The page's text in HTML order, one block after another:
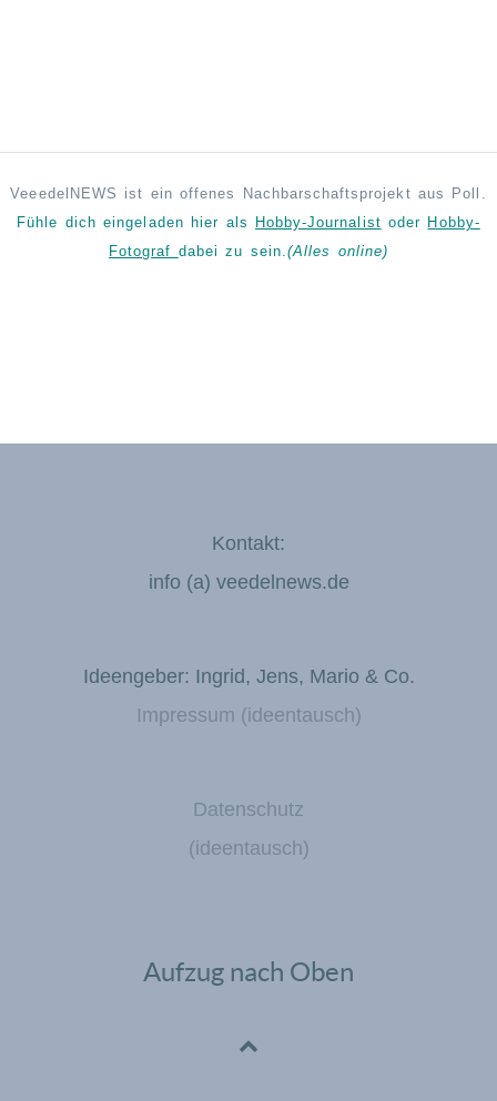
VeeedelNEWS ist ein offenes Nachbarschaftsprojekt aus Poll.
Fühle dich eingeladen hier als
Hobby-Journalist oder Hobby-
Fotograf dabei zu sein. (Alles online)
Kontakt:
info (a) veedelnews.de
Ideengeber: Ingrid, Jens, Mario & Co.
Impressum (ideentausch)
Datenschutz
(ideentausch)
Aufzug nach Oben